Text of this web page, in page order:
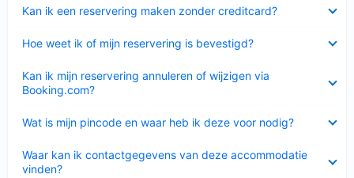
Kan ik een reservering maken zonder creditcard?
Hoe weet ik of mijn reservering is bevestigd?
Kan ik mijn reservering annuleren of wijzigen via
Booking.com?
Wat is mijn pincode en waar heb ik deze voor nodig?
Waar kan ik contactgegevens van deze accommodatie
vinden?